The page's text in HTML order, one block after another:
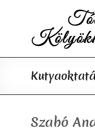
Niki
Kölyökkutya
Tréner
kutyanevelés
Szabó